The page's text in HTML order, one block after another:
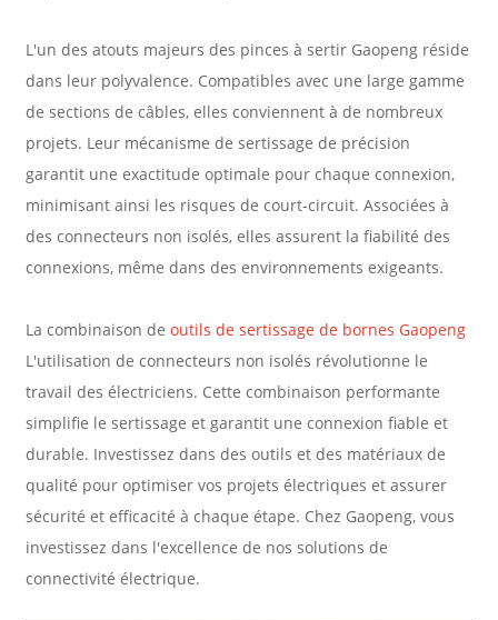
L'un des atouts majeurs des pinces à sertir Gaopeng réside
dans leur polyvalence. Compatibles avec une large gamme
de sections de câbles, elles conviennent à de nombreux
projets. Leur mécanisme de sertissage de précision
garantit une exactitude optimale pour chaque connexion,
minimisant ainsi les risques de court-circuit. Associées à
des connecteurs non isolés, elles assurent la fiabilité des
connexions, même dans des environnements exigeants.
La combinaison de outils de sertissage de bornes Gaopeng
L'utilisation de connecteurs non isolés révolutionne le
travail des électriciens. Cette combinaison performante
simplifie le sertissage et garantit une connexion fiable et
durable. Investissez dans des outils et des matériaux de
qualité pour optimiser vos projets électriques et assurer
sécurité et efficacité à chaque étape. Chez Gaopeng, vous
investissez dans l'excellence de nos solutions de
connectivité électrique.